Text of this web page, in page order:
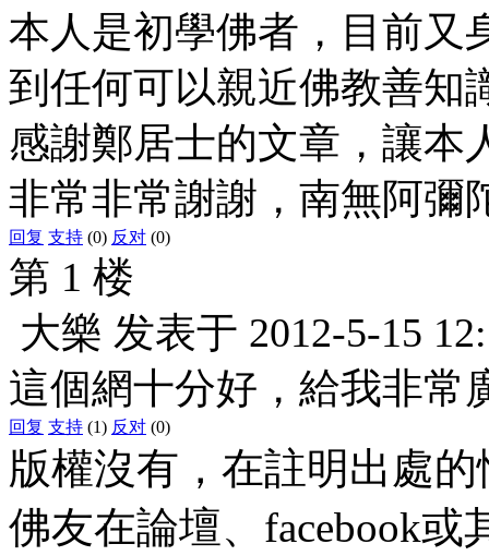
本人是初學佛者，目前又
到任何可以親近佛教善知
感謝鄭居士的文章，讓本
非常非常謝謝，南無阿彌
回复 支持 (0) 反对 (0)
第 1 楼
大樂 发表于 2012-5-15
這個網十分好，給我非常
回复 支持 (1) 反对 (0)
版權沒有，在註明出處
佛友在論壇、facebook